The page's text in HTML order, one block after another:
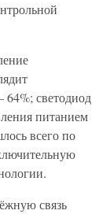
светодиод
питанием
всего по
связь